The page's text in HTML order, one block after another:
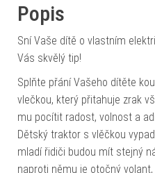
Popis
Sní Vaše dítě o vlastním
Vás skvělý tip!
Splňte přání Vašeho dítěte
vlečkou, který přitahuje zrak
mu pocítit radost, volnost a
Dětský traktor s vlěčkou
mladí řidiči budou mít stejný
naproti němu je otočný